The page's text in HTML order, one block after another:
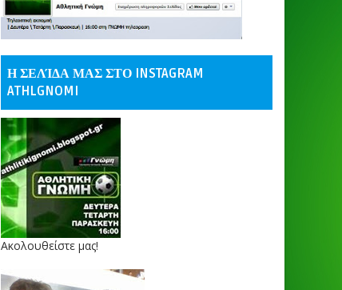
Η ΣΕΛΊΔΑ ΜΑΣ ΣΤΟ INSTAGRAM
ATHLGNOMI
Ακολουθείστε μας!